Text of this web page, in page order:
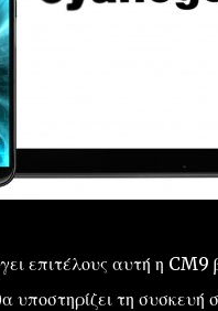
επιτέλους αυτή η
υποστηρίζει τη συσκευή